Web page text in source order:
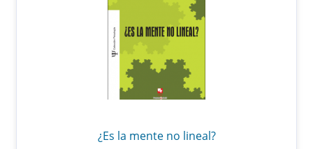
¿Es la mente no lineal?